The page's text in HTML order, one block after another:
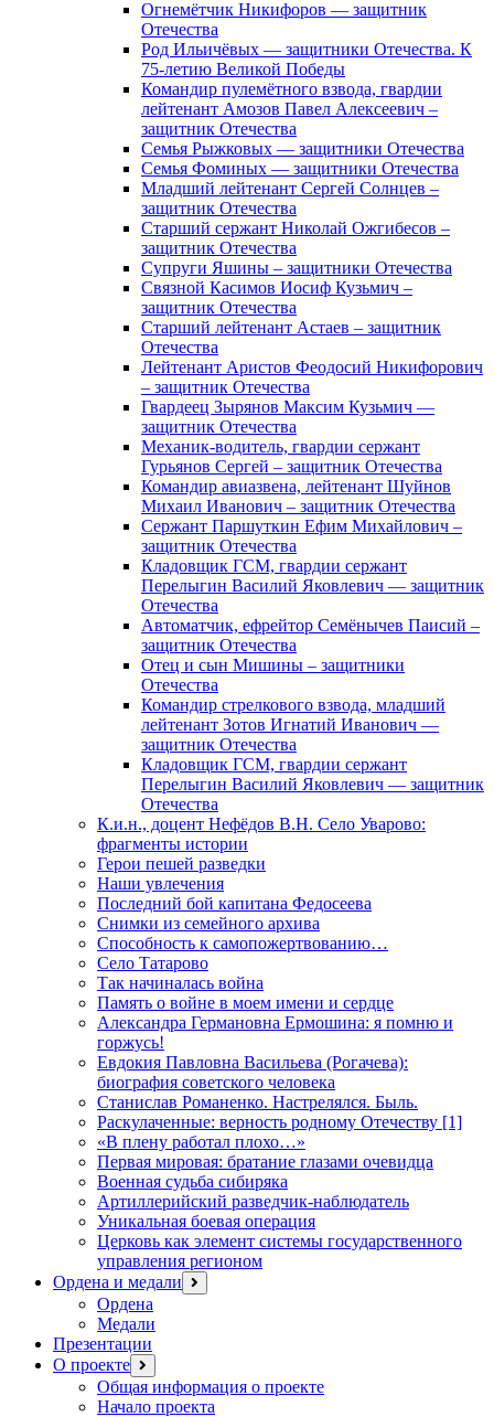
Огнемётчик Никифоров — защитник
Отечества
Род Ильичёвых — защитники Отечества. К
75-летию Великой Победы
Командир пулемётного взвода, гвардии
лейтенант Амозов Павел Алексеевич –
защитник Отечества
Семья Рыжковых — защитники Отечества
Семья Фоминых — защитники Отечества
Младший лейтенант Сергей Солнцев –
защитник Отечества
Старший сержант Николай Ожгибесов –
защитник Отечества
Супруги Яшины – защитники Отечества
Связной Касимов Иосиф Кузьмич –
защитник Отечества
Старший лейтенант Астаев – защитник
Отечества
Лейтенант Аристов Феодосий Никифорович
– защитник Отечества
Гвардеец Зырянов Максим Кузьмич —
защитник Отечества
Механик-водитель, гвардии сержант
Гурьянов Сергей – защитник Отечества
Командир авиазвена, лейтенант Шуйнов
Михаил Иванович – защитник Отечества
Сержант Паршуткин Ефим Михайлович –
защитник Отечества
Кладовщик ГСМ, гвардии сержант
Перелыгин Василий Яковлевич — защитник
Отечества
Автоматчик, ефрейтор Семёнычев Паисий –
защитник Отечества
Отец и сын Мишины – защитники
Отечества
Командир стрелкового взвода, младший
лейтенант Зотов Игнатий Иванович —
защитник Отечества
Кладовщик ГСМ, гвардии сержант
Перелыгин Василий Яковлевич — защитник
Отечества
К.и.н., доцент Нефёдов В.Н. Село Уварово:
фрагменты истории
Герои пешей разведки
Наши увлечения
Последний бой капитана Федосеева
Снимки из семейного архива
Способность к самопожертвованию…
Село Татарово
Так начиналась война
Память о войне в моем имени и сердце
Александра Германовна Ермошина: я помню и
горжусь!
Евдокия Павловна Васильева (Рогачева):
биография советского человека
Станислав Романенко. Настрелялся. Быль.
Раскулаченные: верность родному Отечеству [1]
«В плену работал плохо…»
Первая мировая: братание глазами очевидца
Военная судьба сибиряка
Артиллерийский разведчик-наблюдатель
Уникальная боевая операция
Церковь как элемент системы государственного
управления регионом
Ордена и медали открыть
меню
Ордена
Медали
Презентации
О проекте открыть
меню
Общая информация о проекте
Начало проекта